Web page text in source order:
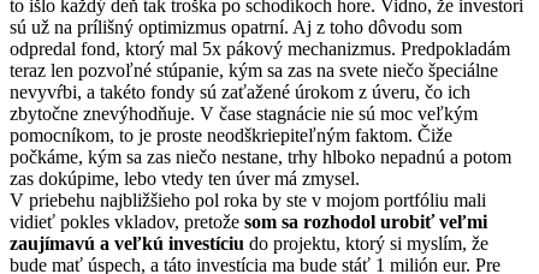
to išlo každý deň tak troška po schodíkoch hore. Vidno, že investori
sú už na prílišný optimizmus opatrní. Aj z toho dôvodu som
odpredal fond, ktorý mal 5x pákový mechanizmus. Predpokladám
teraz len pozvoľné stúpanie, kým sa zas na svete niečo špeciálne
nevyvŕbi, a takéto fondy sú zaťažené úrokom z úveru, čo ich
zbytočne znevýhodňuje. V čase stagnácie nie sú moc veľkým
pomocníkom, to je proste neodškriepiteľným faktom. Čiže
počkáme, kým sa zas niečo nestane, trhy hlboko nepadnú a potom
zas dokúpime, lebo vtedy ten úver má zmysel.
V priebehu najbližšieho pol roka by ste v mojom portfóliu mali
vidieť pokles vkladov, pretože som sa rozhodol urobiť veľmi
zaujímavú a veľkú investíciu do projektu, ktorý si myslím, že
bude mať úspech, a táto investícia ma bude stáť 1 milión eur. Pre